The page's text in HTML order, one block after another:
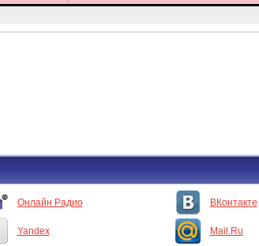
Онлайн Радио ВКонтакте
Yandex Mail.Ru